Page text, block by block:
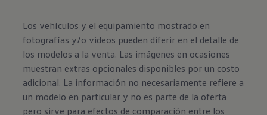
Los vehículos y el equipamiento mostrado en
fotografías y/o videos pueden diferir en el detalle de
los modelos a la venta. Las imágenes en ocasiones
muestran extras opcionales disponibles por un costo
adicional. La información no necesariamente refiere a
un modelo en particular y no es parte de la oferta
pero sirve para efectos de comparación entre los